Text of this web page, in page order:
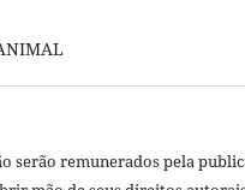
serão remunerados pela